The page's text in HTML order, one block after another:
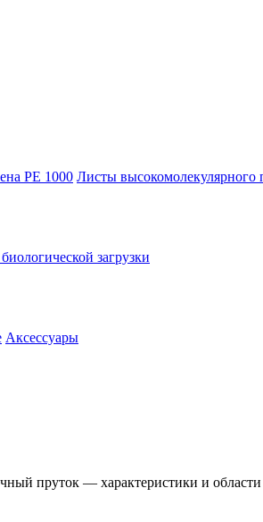
PE 1000 Листы
загрузки
Аксессуары
пруток — характеристики и